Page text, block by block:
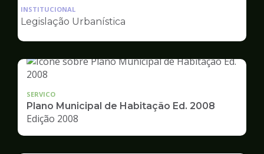
Desenvolvimento
Urbano
INSTITUCIONAL
Legislação Urbanística
SERVICO
Plano Municipal de Habitação Ed. 2008
Edição 2008